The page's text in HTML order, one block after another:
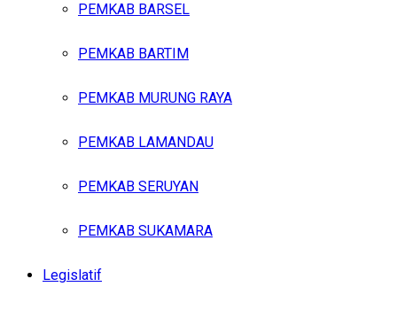
PEMKAB BARSEL
PEMKAB BARTIM
PEMKAB MURUNG RAYA
PEMKAB LAMANDAU
PEMKAB SERUYAN
PEMKAB SUKAMARA
Legislatif